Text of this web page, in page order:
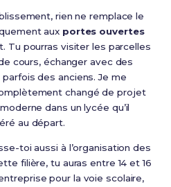
rien ne remplace le
aux portes ouvertes
Tu pourras visiter les parcelles
cours, échanger avec des
des anciens. Je me
changé de projet
dans un lycée qu’il
au départ.
toi aussi à l’organisation des
filière, tu auras entre 14 et 16
pour la voie scolaire,